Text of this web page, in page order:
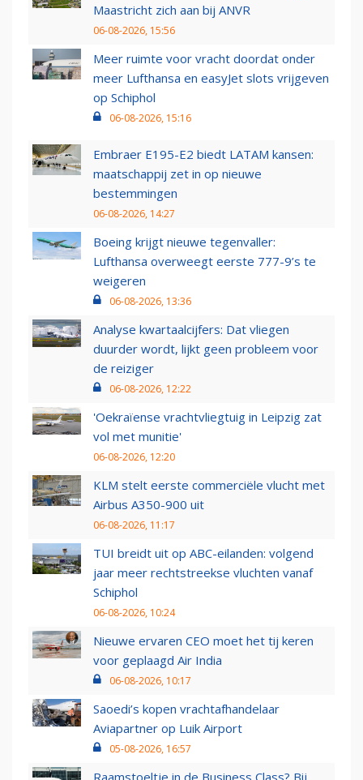
Maastricht zich aan bij ANVR
06-08-2026, 15:56
Meer ruimte voor vracht doordat onder
meer Lufthansa en easyJet slots vrijgeven
op Schiphol
06-08-2026, 15:16
Embraer E195-E2 biedt LATAM kansen:
maatschappij zet in op nieuwe
bestemmingen
06-08-2026, 14:27
Boeing krijgt nieuwe tegenvaller:
Lufthansa overweegt eerste 777-9’s te
weigeren
06-08-2026, 13:36
Analyse kwartaalcijfers: Dat vliegen
duurder wordt, lijkt geen probleem voor
de reiziger
06-08-2026, 12:22
'Oekraïense vrachtvliegtuig in Leipzig zat
vol met munitie'
06-08-2026, 12:20
KLM stelt eerste commerciële vlucht met
Airbus A350-900 uit
06-08-2026, 11:17
TUI breidt uit op ABC-eilanden: volgend
jaar meer rechtstreekse vluchten vanaf
Schiphol
06-08-2026, 10:24
Nieuwe ervaren CEO moet het tij keren
voor geplaagd Air India
06-08-2026, 10:17
Saoedi’s kopen vrachtafhandelaar
Aviapartner op Luik Airport
05-08-2026, 16:57